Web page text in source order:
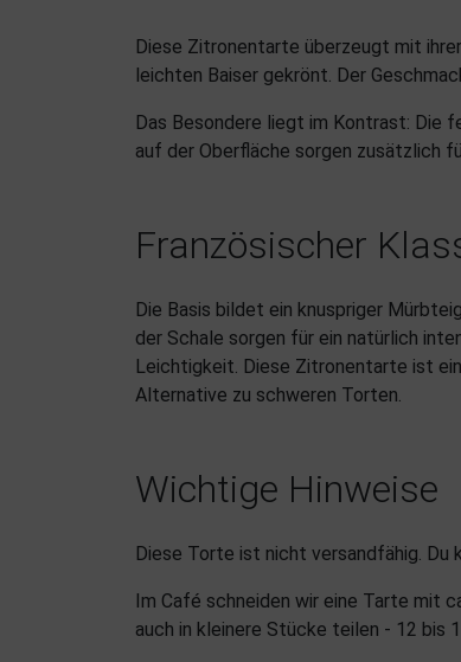
Diese Zitronentarte überzeugt mit
leichten Baiser gekrönt. Der
Das Besondere liegt im Kontrast: Die
auf der Oberfläche sorgen zusätzlich
Französischer
Die Basis bildet ein knuspriger
der Schale sorgen für ein natürlich
Leichtigkeit. Diese Zitronentarte ist
Alternative zu schweren Torten.
Wichtige Hinweise
Diese Torte ist nicht versandfähig. Du
Im Café schneiden wir eine Tarte mit
auch in kleinere Stücke teilen - 12 bis